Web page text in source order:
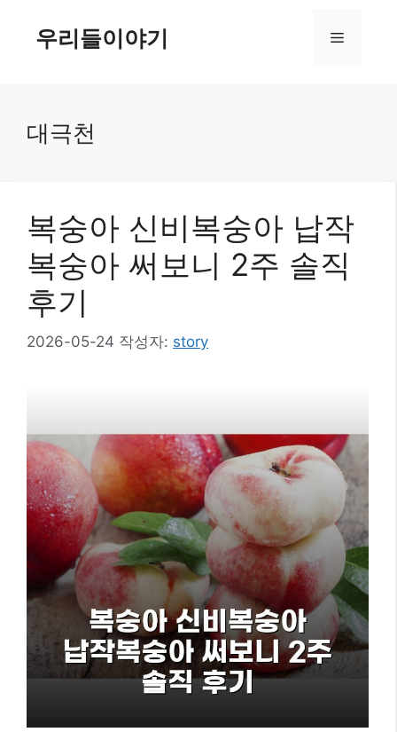
우리들이야기 메
대극천
복숭아 신비복숭아 납작
복숭아 써보니 2주 솔직
후기
2026-05-24 작성자: story